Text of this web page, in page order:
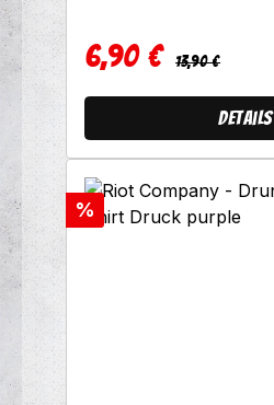
Verkaufspreis:
6,90 € Regulärer Preis:
13,90 €
Details
Rabatt
%